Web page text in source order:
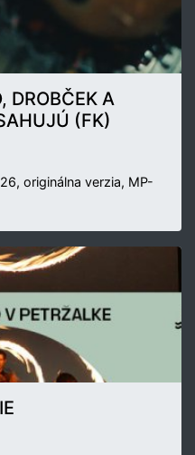
DROBČEK A
(FK)
originálna verzia, MP-